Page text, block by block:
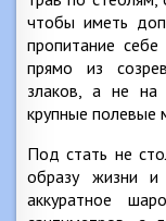
чтобы иметь
пропитание
прямо из
злаков, а не на
крупные полевые
Под стать не
образу жизни
аккуратное